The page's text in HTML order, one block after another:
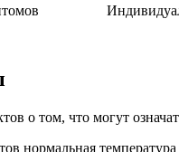
о том, что могут
нормальная